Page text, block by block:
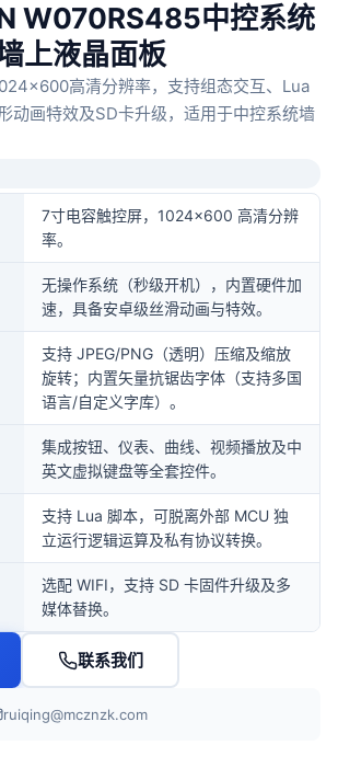
W070RS485中控系统
上液晶面板
高清分辨率，支持组态交互、Lua
动画特效及SD卡升级，适用于中控系统墙
7寸电容触控屏，1024×600 高清分辨
率。
无操作系统（秒级开机），内置硬件加
速，具备安卓级丝滑动画与特效。
支持 JPEG/PNG（透明）压缩及缩放
旋转；内置矢量抗锯齿字体（支持多国
语言/自定义字库）。
集成按钮、仪表、曲线、视频播放及中
英文虚拟键盘等全套控件。
支持 Lua 脚本，可脱离外部 MCU 独
立运行逻辑运算及私有协议转换。
选配 WIFI，支持 SD 卡固件升级及多
媒体替换。
联系我们
ruiqing@mcznzk.com